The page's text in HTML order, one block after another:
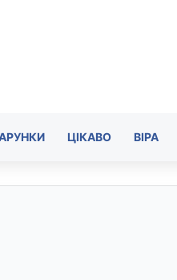
ЦІКАВО ВІРА